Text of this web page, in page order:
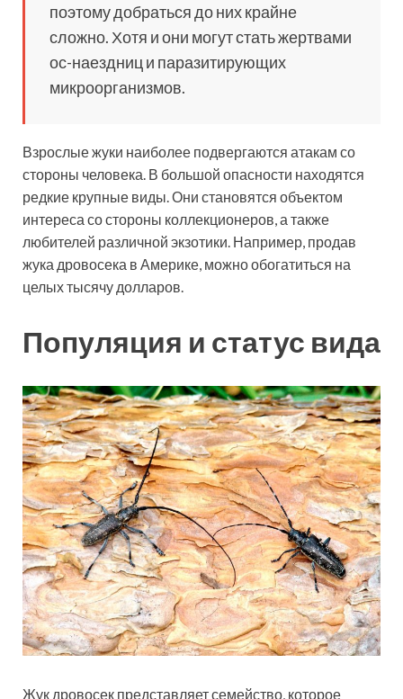
поэтому добраться до них крайне
сложно. Хотя и они могут стать жертвами
ос-наездниц и паразитирующих
микроорганизмов.
Взрослые жуки наиболее подвергаются атакам со
стороны человека. В большой опасности находятся
редкие крупные виды. Они становятся объектом
интереса со стороны коллекционеров, а также
любителей различной экзотики. Например, продав
жука дровосека в Америке, можно обогатиться на
целых тысячу долларов.
Популяция и статус вида
Жук дровосек представляет семейство, которое